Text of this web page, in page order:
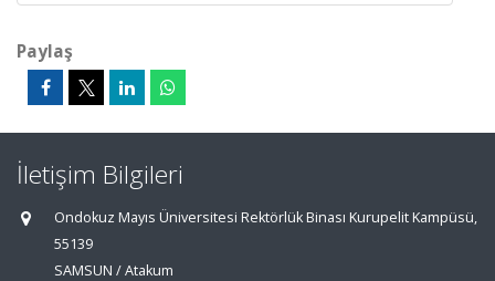
Paylaş
İletişim Bilgileri
Ondokuz Mayıs Üniversitesi Rektörlük Binası Kurupelit Kampüsü,
55139
SAMSUN / Atakum